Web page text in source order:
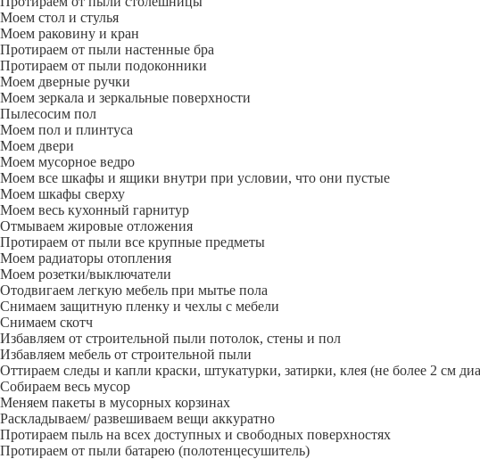
Моем стол и стулья
Моем раковину и кран
Протираем от пыли настенные бра
Протираем от пыли подоконники
Моем дверные ручки
Моем зеркала и зеркальные поверхности
Пылесосим пол
Моем пол и плинтуса
Моем двери
Моем мусорное ведро
Моем все шкафы и ящики внутри при условии, что они пустые
Моем шкафы сверху
Моем весь кухонный гарнитур
Отмываем жировые отложения
Протираем от пыли все крупные предметы
Моем радиаторы отопления
Моем розетки/выключатели
Отодвигаем легкую мебель при мытье пола
Снимаем защитную пленку и чехлы с мебели
Снимаем скотч
Избавляем от строительной пыли потолок, стены и пол
Избавляем мебель от строительной пыли
Оттираем следы и капли краски, штукатурки, затирки, клея (не более 2 см
Собираем весь мусор
Меняем пакеты в мусорных корзинах
Раскладываем/ развешиваем вещи аккуратно
Протираем пыль на всех доступных и свободных поверхностях
Протираем от пыли батарею (полотенцесушитель)